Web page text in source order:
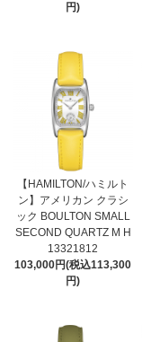
円)
【HAMILTON/ハミルト
ン】アメリカン クラシ
ック BOULTON SMALL
SECOND QUARTZ M H
13321812
103,000円(税込113,300
円)